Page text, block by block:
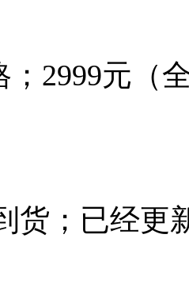
；2999元（
货；已经更